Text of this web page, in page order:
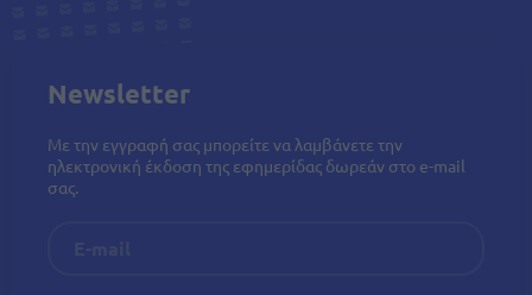
Newsletter
Με την εγγραφή σας μπορείτε να λαμβάνετε την
ηλεκτρονική έκδοση της εφημερίδας δωρεάν στο e-mail
σας.